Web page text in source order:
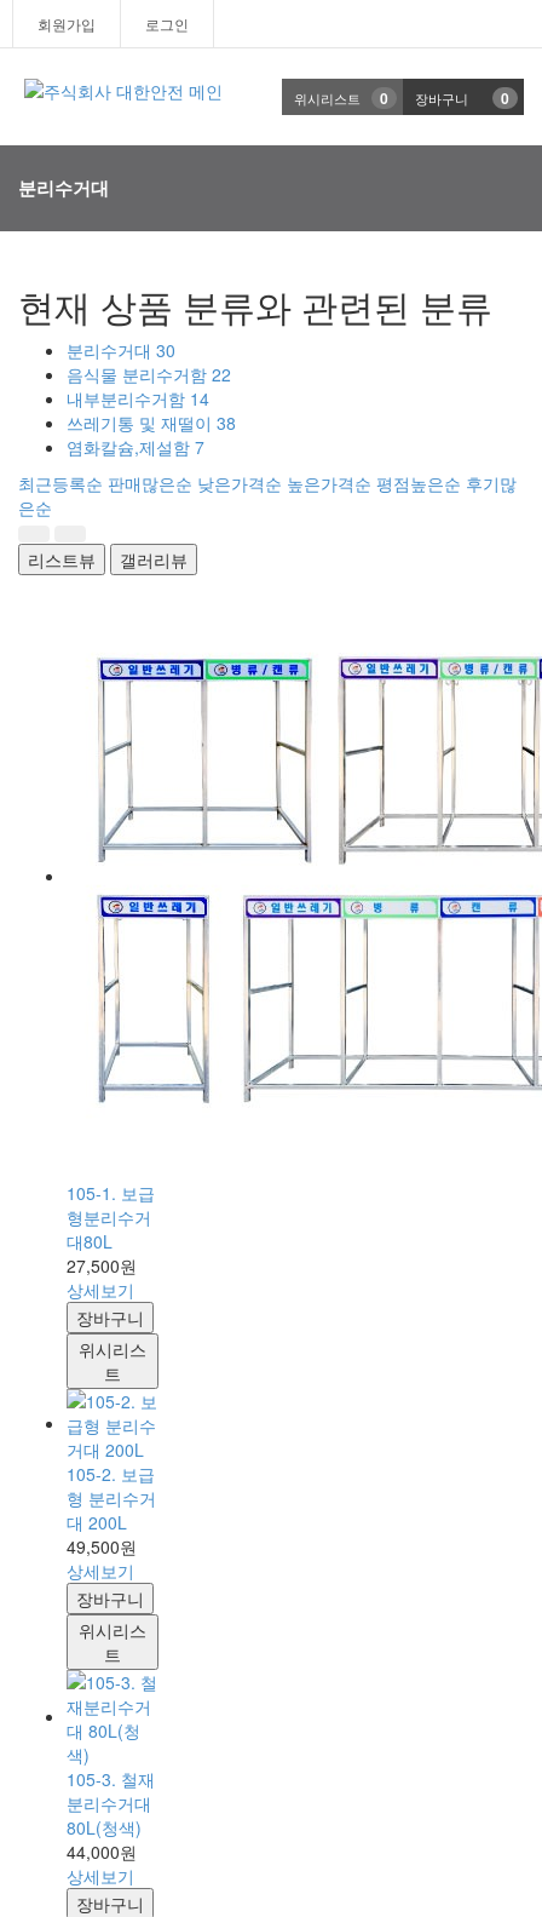
회원가입 로그인
위시리스트 0 장바구니 0
분리수거대
현재 상품 분류와 관련된 분류
분리수거대 30
음식물 분리수거함 22
내부분리수거함 14
쓰레기통 및 재떨이 38
염화칼슘,제설함 7
최근등록순 판매많은순 낮은가격순 높은가격순 평점높은순 후기많
은순
리스트뷰 갤러리뷰
105-1. 보급
형분리수거
대80L
27,500원
상세보기
장바구니
위시리스
트
105-2. 보급
형 분리수거
대 200L
49,500원
상세보기
장바구니
위시리스
트
105-3. 철재
분리수거대
80L(청색)
44,000원
상세보기
장바구니